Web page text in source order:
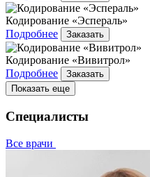
Кодирование «Эспераль»
Подробнее
Заказать
Кодирование «Вивитрол»
Подробнее
Заказать
Показать еще
Специалисты
Все врачи